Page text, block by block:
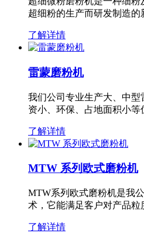
超细粉的生产而研发制造
了解详情
雷蒙磨粉机
我们公司专业生产大、中
资小、环保、占地面积小
了解详情
MTW 系列欧式磨粉机
MTW系列欧式磨粉机是我
术，它能满足客户对产品
了解详情